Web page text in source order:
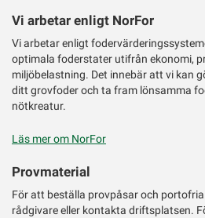
Vi arbetar enligt NorFor
Vi arbetar enligt
optimala foderstater utifrån ekonomi,
miljöbelastning. Det innebär att vi kan
ditt grovfoder och ta fram lönsamma
nötkreatur.
Läs mer om NorFor
Provmaterial
För att beställa provpåsar och
rådgivare eller kontakta driftsplatsen.